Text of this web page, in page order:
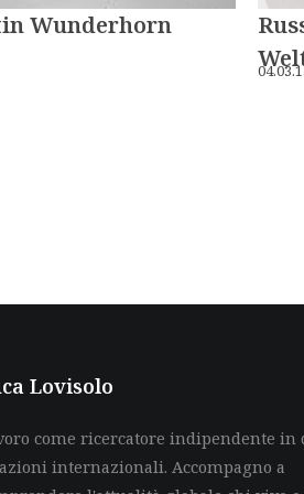
Wunderhorn
Lovisolo
come ricercatore indipendente in
internazionali. Accompagno a